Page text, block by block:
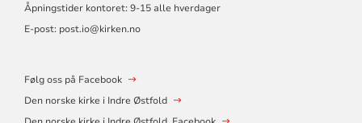
Åpningstider kontoret: 9-15 alle hverdager
E-post: post.io@kirken.no
Følg oss på Facebook
Den norske kirke i Indre Østfold